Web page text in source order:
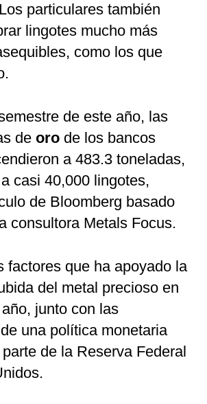
particulares también
lingotes mucho más
como los que
de este año, las
de oro de los bancos
a 483.3 toneladas,
casi 40,000 lingotes,
de Bloomberg basado
consultora Metals Focus.
factores que ha apoyado la
del metal precioso en
junto con las
una política monetaria
de la Reserva Federal